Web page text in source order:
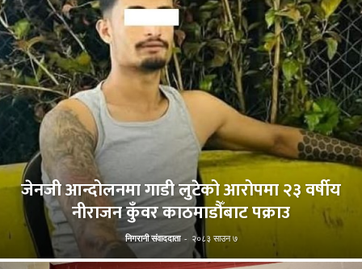
जेनजी आन्दोलनमा गाडी लुटेको आरोपमा २३ वर्षीय
नीराजन कुँवर काठमाडौँबाट पक्राउ
निगरानी संवाददाता - २०८३ साउन ७